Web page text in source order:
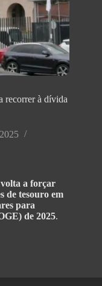
recorrer à dívida
a forçar
de tesouro em
para
de 2025.